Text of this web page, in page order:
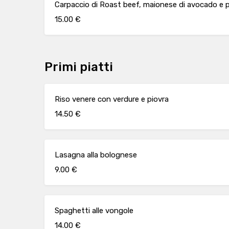
Carpaccio di Roast beef, maionese di avocado e
15.00 €
Primi piatti
Riso venere con verdure e piovra
14.50 €
Lasagna alla bolognese
9.00 €
Spaghetti alle vongole
14.00 €